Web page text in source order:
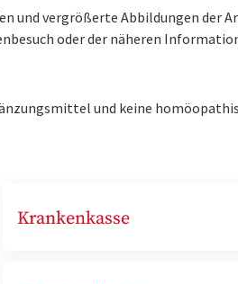
und vergrößerte Abbildungen der
oder der näheren
und keine
Krankenkasse